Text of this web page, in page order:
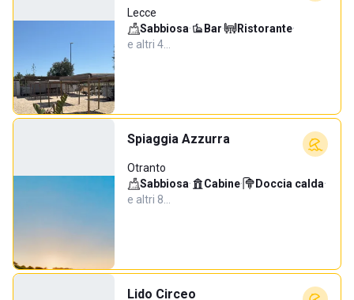
Lecce
Sabbiosa· Bar· Ristorante·
e altri 4…
Spiaggia Azzurra
Otranto
Sabbiosa· Cabine· Doccia calda·
e altri 8…
Lido Circeo